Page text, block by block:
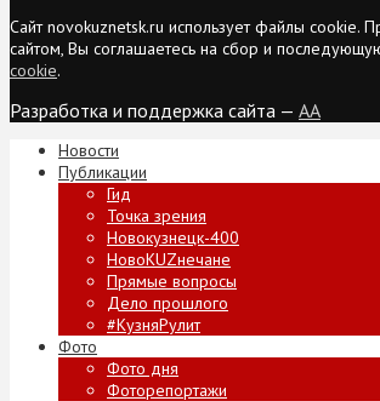
Сайт novokuznetsk.ru использует файлы cookie.
сайтом, Вы соглашаетесь на сбор и
cookie.
Разработка и поддержка сайта — AA
Новости
Публикации
Гид
Точка зрения
Новокузнецк-400
НовоKUZнечане
Прямые вопросы
Дело прошлого
#КузняРулит
Фото
Фото дня
Фоторепортажи